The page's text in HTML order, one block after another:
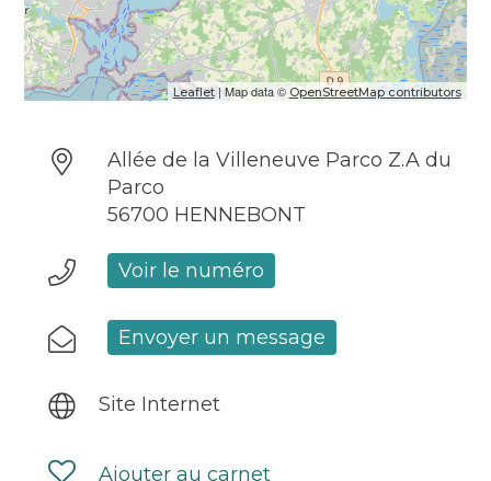
Leaflet| Map data © OpenStreetMap contributors
Allée de la Villeneuve Parco Z.A du
Parco
56700 HENNEBONT
Voir le numéro
Envoyer un message
Site Internet
Ajouter au carnet